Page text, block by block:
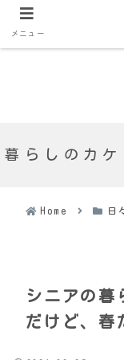
暮らしのカケ
Home 日
シニアの暮
だけど、春
メニュー